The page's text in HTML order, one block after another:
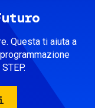
Questa ti aiuta a